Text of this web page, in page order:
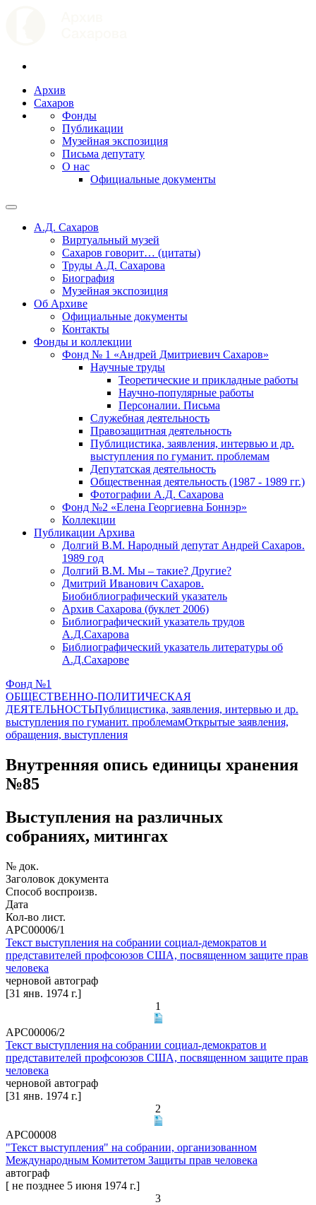
Архив
Сахаров
Фонды
Публикации
Музейная экспозиция
Письма депутату
О нас
Официальные документы
А.Д. Сахаров
Виртуальный музей
Сахаров говорит… (цитаты)
Труды А.Д. Сахарова
Биография
Музейная экспозиция
Об Архиве
Официальные документы
Контакты
Фонды и коллекции
Фонд № 1 «Андрей Дмитриевич Сахаров»
Научные труды
Теоретические и прикладные работы
Научно-популярные работы
Персоналии. Письма
Служебная деятельность
Правозащитная деятельность
Публицистика, заявления, интервью и др.
выступления по гуманит. проблемам
Депутатская деятельность
Общественная деятельность (1987 - 1989 гг.)
Фотографии А.Д. Сахарова
Фонд №2 «Елена Георгиевна Боннэр»
Коллекции
Публикации Архива
Долгий В.М. Народный депутат Андрей Сахаров.
1989 год
Долгий В.М. Мы – такие? Другие?
Дмитрий Иванович Сахаров.
Биобиблиографический указатель
Архив Сахарова (буклет 2006)
Библиографический указатель трудов
А.Д.Сахарова
Библиографический указатель литературы об
А.Д.Сахарове
Фонд №1
ОБЩЕСТВЕННО-ПОЛИТИЧЕСКАЯ
ДЕЯТЕЛЬНОСТЬПублицистика, заявления, интервью и др.
выступления по гуманит. проблемамОткрытые заявления,
обращения, выступления
Внутренняя опись единицы хранения
№85
Выступления на различных
собраниях, митингах
№ док.
Заголовок документа
Способ воспроизв.
Дата
Кол-во лист.
АРС00006/1
Текст выступления на собрании социал-демократов и
представителей профсоюзов США, посвященном защите прав
человека
черновой автограф
[31 янв. 1974 г.]
1
АРС00006/2
Текст выступления на собрании социал-демократов и
представителей профсоюзов США, посвященном защите прав
человека
черновой автограф
[31 янв. 1974 г.]
2
АРС00008
"Текст выступления" на собрании, организованном
Международным Комитетом Защиты прав человека
автограф
[ не позднее 5 июня 1974 г.]
3